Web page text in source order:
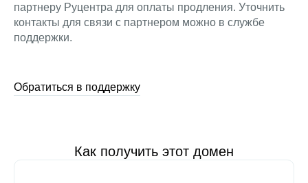
партнеру Руцентра для оплаты продления. Уточнить
контакты для связи с партнером можно в службе
поддержки.
Обратиться в поддержку
Как получить этот домен